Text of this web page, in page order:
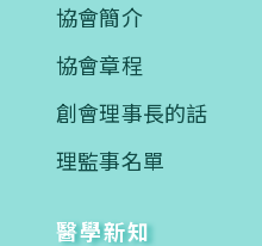
協會簡介
協會章程
創會理事長的話
理監事名單
醫學新知